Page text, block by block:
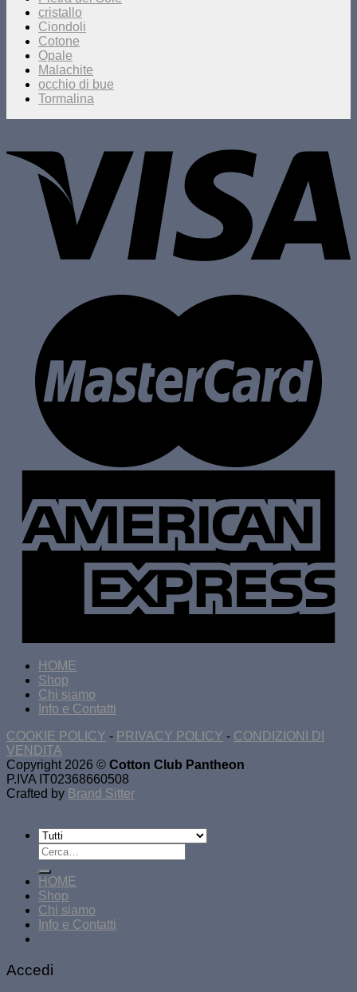
cristallo
Ciondoli
Cotone
Opale
Malachite
occhio di bue
Tormalina
HOME
Shop
Chi siamo
Info e Contatti
COOKIE POLICY - PRIVACY POLICY - CONDIZIONI DI
VENDITA
Copyright 2026 © Cotton Club Pantheon
P.IVA IT02368660508
Crafted by Brand Sitter
Cerca:
HOME
Shop
Chi siamo
Info e Contatti
Accedi